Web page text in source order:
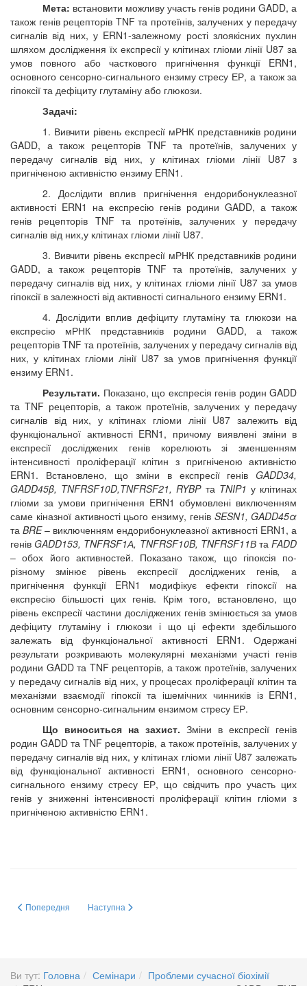
Мета: встановити можливу участь генів родини GADD, а
також генів рецепторів TNF та протеїнів, залучених у передачу
сигналів від них, у ERN1-залежному рості злоякісних пухлин
шляхом дослідження їх експресії у клітинах гліоми лінії U87 за
умов повного або часткового пригнічення функції ERN1,
основного сенсорно-сигнального ензиму стресу ЕР, а також за
гіпоксії та дефіциту глутаміну або глюкози.
Задачі:
1. Вивчити рівень експресії мРНК представників родини
GADD, а також рецепторів TNF та протеїнів, залучених у
передачу сигналів від них, у клітинах гліоми лінії U87 з
пригніченою активністю ензиму ERN1.
2. Дослідити вплив пригнічення ендорибонуклеазної
активності ERN1 на експресію генів родини GADD, а також
генів рецепторів TNF та протеїнів, залучених у передачу
сигналів від них,у клітинах гліоми лінії U87.
3. Вивчити рівень експресії мРНК представників родини
GADD, а також рецепторів TNF та протеїнів, залучених у
передачу сигналів від них, у клітинах гліоми лінії U87 за умов
гіпоксії в залежності від активності сигнального ензиму ERN1.
4. Дослідити вплив дефіциту глутаміну та глюкози на
експресію мРНК представників родини GADD, а також
рецепторів TNF та протеїнів, залучених у передачу сигналів від
них, у клітинах гліоми лінії U87 за умов пригнічення функції
ензиму ERN1.
Результати. Показано, що експресія генів родин GADD
та TNF рецепторів, а також протеїнів, залучених у передачу
сигналів від них, у клітинах гліоми лінії U87 залежить від
функціональної активності ERN1, причому виявлені зміни в
експресії досліджених генів корелюють зі зменшенням
інтенсивності проліферації клітин з пригніченою активністю
ERN1. Встановлено, що зміни в експресії генівGADD34,
GADD45β, TNFRSF10D,TNFRSF21, RYBP та TNIP1у клітинах
гліоми за умови пригнічення ERN1 обумовлені виключенням
саме кіназної активності цього ензиму, генів SESN1, GADD45α
та BRE– виключенням ендорибонуклеазної активності ERN1, а
генівGADD153, TNFRSF1А, TNFRSF10B, TNFRSF11Вта FADD
– обох його активностей. Показано також, що гіпоксія по-
різному змінює рівень експресії досліджених генів,а
пригнічення функції ERN1 модифікує ефекти гіпоксії на
експресію більшості цих генів. Крім того, встановлено, що
рівень експресії частини досліджених генів змінюється за умов
дефіциту глутаміну і глюкози і що ці ефекти здебільшого
залежать від функціональної активності ERN1. Одержані
результати розкривають молекулярні механізми участі генів
родини GADD та TNF рецепторів, а також протеїнів, залучених
у передачу сигналів від них, у процесах проліферації клітин та
механізми взаємодії гіпоксії та ішемічних чинників із ERN1,
основним сенсорно-сигнальним ензимом стресу ЕР.
Що виноситься на захист. Зміни в експресії генів
родин GADD та TNF рецепторів, а також протеїнів, залучених у
передачу сигналів від них, у клітинах гліоми лінії U87 залежать
від функціональної активності ERN1, основного сенсорно-
сигнального ензиму стресу ЕР, що свідчить про участь цих
генів у зниженні інтенсивності проліферації клітин гліоми з
пригніченою активністю ERN1.
Попередня стаття: Можливості платформи Web of Science (Thomson
Попередня Наступна стаття: Характеристика рекомбінантних
Наступна
Ви тут: Головна Семінари
Проблеми сучасної біохімії